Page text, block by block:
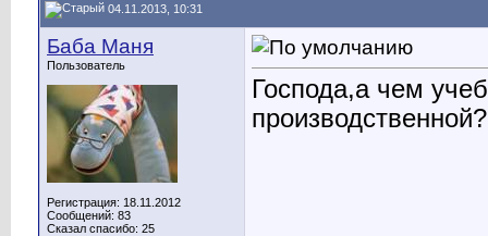
04.11.2013, 10:31
Баба Маня
Пользователь
Регистрация: 18.11.2012
Сообщений: 83
Сказал спасибо: 25
Господа,а чем
производственной?